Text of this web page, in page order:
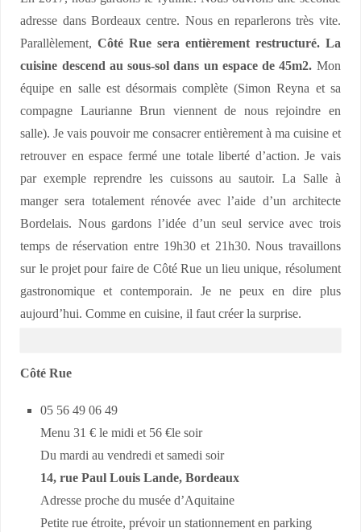
adresse dans Bordeaux centre. Nous en reparlerons très vite.
Parallèlement,Côté Rue sera entièrement restructuré. La
cuisine descend au sous-sol dans un espace de 45m2. Mon
équipe en salle est désormais complète (Simon Reyna et sa
compagne Laurianne Brun viennent de nous rejoindre en
salle). Je vais pouvoir me consacrer entièrement à ma cuisine et
retrouver en espace fermé une totale liberté d’action. Je vais
par exemple reprendre les cuissons au sautoir. La Salle à
manger sera totalement rénovée avec l’aide d’un architecte
Bordelais. Nous gardons l’idée d’un seul service avec trois
temps de réservation entre 19h30 et 21h30. Nous travaillons
sur le projet pour faire de Côté Rue un lieu unique, résolument
gastronomique et contemporain. Je ne peux en dire plus
aujourd’hui. Comme en cuisine, il faut créer la surprise.
Côté Rue
05 56 49 06 49
Menu 31 € le midi et 56 €le soir
Du mardi au vendredi et samedi soir
14, rue Paul Louis Lande, Bordeaux
Adresse proche du musée d’Aquitaine
Petite rue étroite, prévoir un stationnement en parking